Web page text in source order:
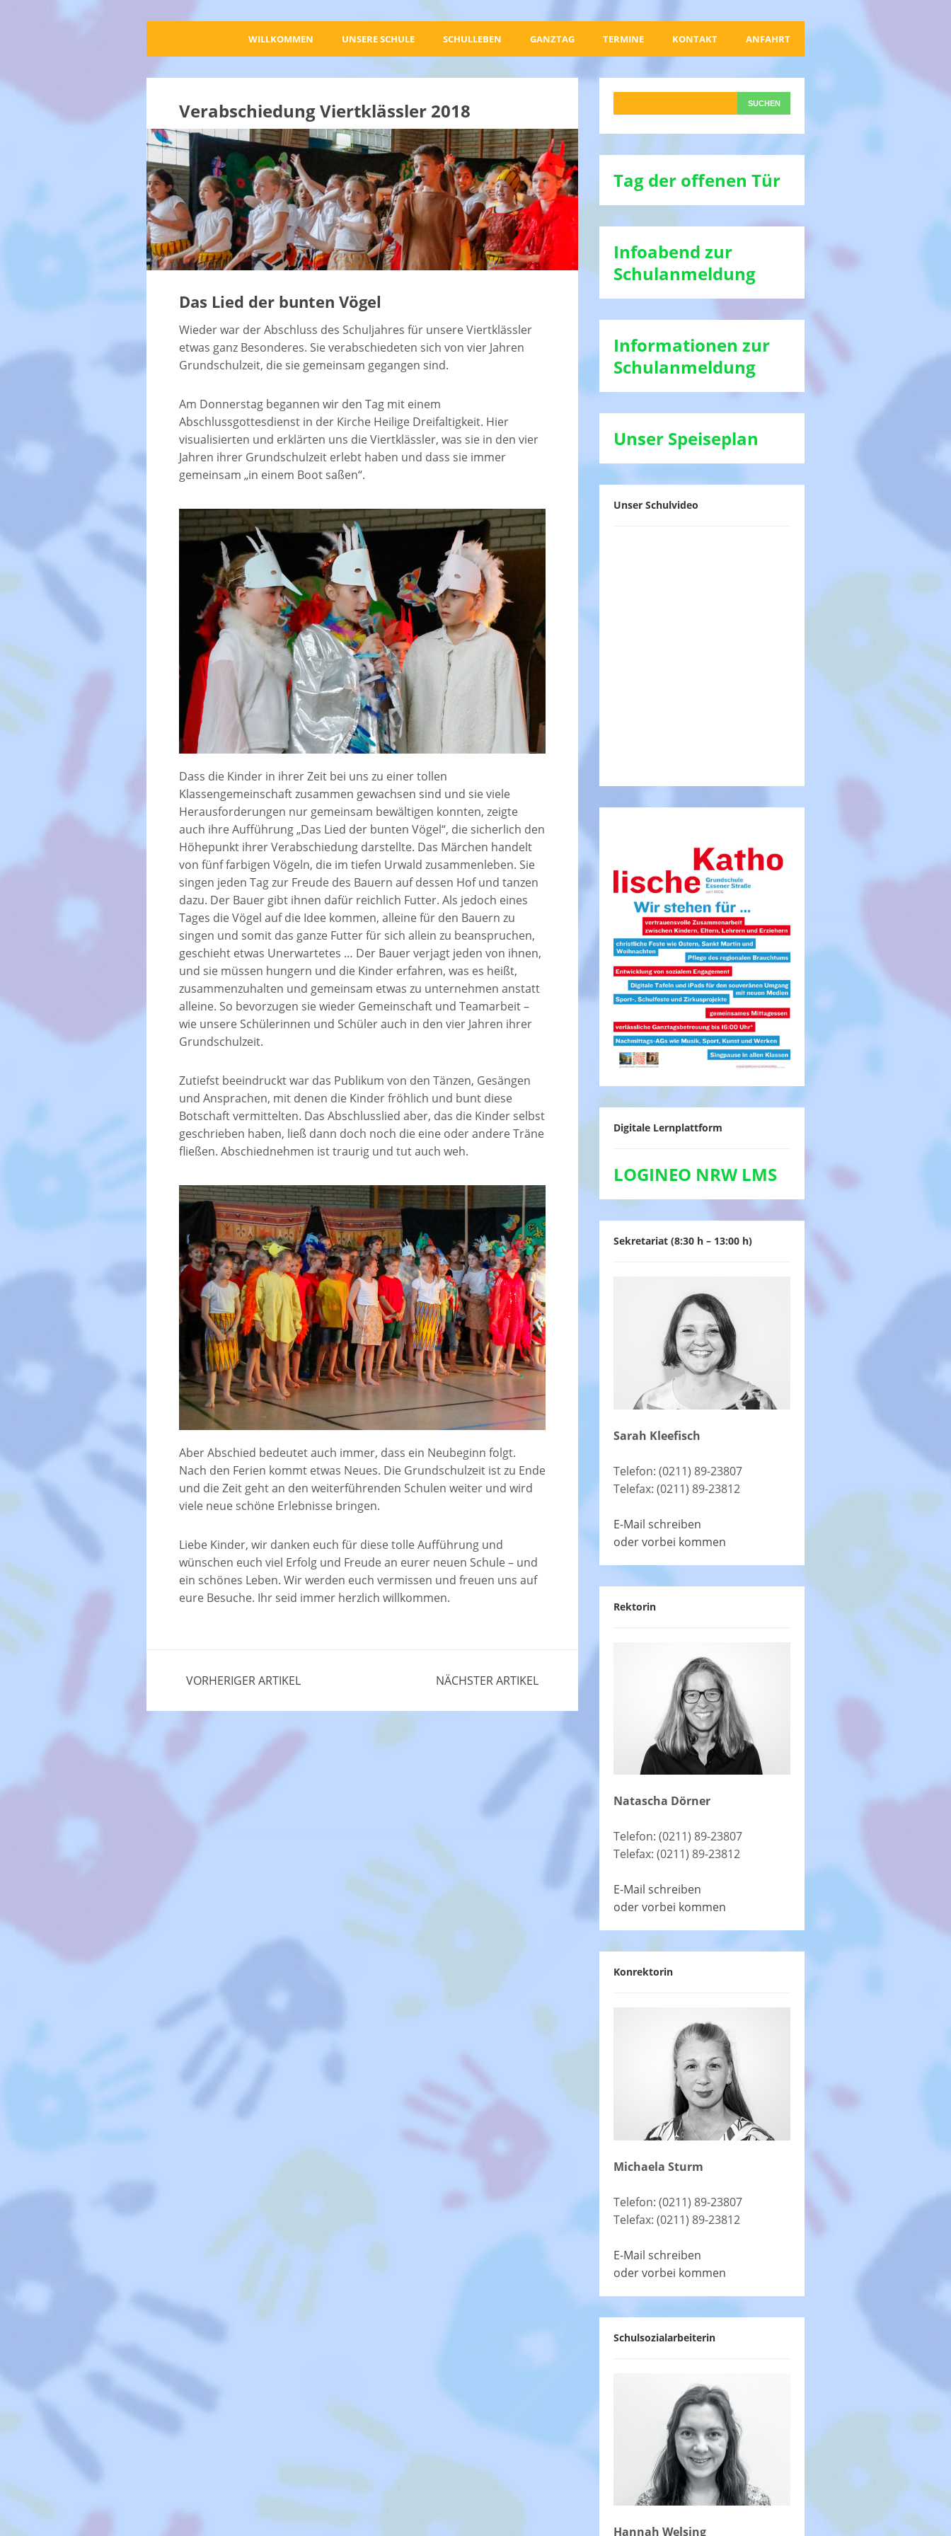
WILLKOMMEN UNSERE SCHULE SCHULLEBEN GANZTAG TERMINE KONTAKT ANFAHRT
Verabschiedung Viertklässler 2018
Das Lied der bunten Vögel
Wieder war der Abschluss des Schuljahres für unsere Viertklässler
etwas ganz Besonderes. Sie verabschiedeten sich von vier Jahren
Grundschulzeit, die sie gemeinsam gegangen sind.
Am Donnerstag begannen wir den Tag mit einem
Abschlussgottesdienst in der Kirche Heilige Dreifaltigkeit. Hier
visualisierten und erklärten uns die Viertklässler, was sie in den vier
Jahren ihrer Grundschulzeit erlebt haben und dass sie immer
gemeinsam „in einem Boot saßen“.
Dass die Kinder in ihrer Zeit bei uns zu einer tollen
Klassengemeinschaft zusammen gewachsen sind und sie viele
Herausforderungen nur gemeinsam bewältigen konnten, zeigte
auch ihre Aufführung „Das Lied der bunten Vögel“, die sicherlich den
Höhepunkt ihrer Verabschiedung darstellte. Das Märchen handelt
von fünf farbigen Vögeln, die im tiefen Urwald zusammenleben. Sie
singen jeden Tag zur Freude des Bauern auf dessen Hof und tanzen
dazu. Der Bauer gibt ihnen dafür reichlich Futter. Als jedoch eines
Tages die Vögel auf die Idee kommen, alleine für den Bauern zu
singen und somit das ganze Futter für sich allein zu beanspruchen,
geschieht etwas Unerwartetes … Der Bauer verjagt jeden von ihnen,
und sie müssen hungern und die Kinder erfahren, was es heißt,
zusammenzuhalten und gemeinsam etwas zu unternehmen anstatt
alleine. So bevorzugen sie wieder Gemeinschaft und Teamarbeit –
wie unsere Schülerinnen und Schüler auch in den vier Jahren ihrer
Grundschulzeit.
Zutiefst beeindruckt war das Publikum von den Tänzen, Gesängen
und Ansprachen, mit denen die Kinder fröhlich und bunt diese
Botschaft vermittelten. Das Abschlusslied aber, das die Kinder selbst
geschrieben haben, ließ dann doch noch die eine oder andere Träne
fließen. Abschiednehmen ist traurig und tut auch weh.
Aber Abschied bedeutet auch immer, dass ein Neubeginn folgt.
Nach den Ferien kommt etwas Neues. Die Grundschulzeit ist zu Ende
und die Zeit geht an den weiterführenden Schulen weiter und wird
viele neue schöne Erlebnisse bringen.
Liebe Kinder, wir danken euch für diese tolle Aufführung und
wünschen euch viel Erfolg und Freude an eurer neuen Schule – und
ein schönes Leben. Wir werden euch vermissen und freuen uns auf
eure Besuche. Ihr seid immer herzlich willkommen.
VORHERIGER ARTIKEL NÄCHSTER ARTIKEL
Tag der offenen Tür
Infoabend zur
Schulanmeldung
Informationen zur
Schulanmeldung
Unser Speiseplan
Unser Schulvideo
Digitale Lernplattform
LOGINEO NRW LMS
Sekretariat (8:30 h – 13:00 h)
Sarah Kleefisch
Telefon: (0211) 89-23807
Telefax: (0211) 89-23812
E-Mail schreiben
oder vorbei kommen
Rektorin
Natascha Dörner
Telefon: (0211) 89-23807
Telefax: (0211) 89-23812
E-Mail schreiben
oder vorbei kommen
Konrektorin
Michaela Sturm
Telefon: (0211) 89-23807
Telefax: (0211) 89-23812
E-Mail schreiben
oder vorbei kommen
Schulsozialarbeiterin
Hannah Welsing